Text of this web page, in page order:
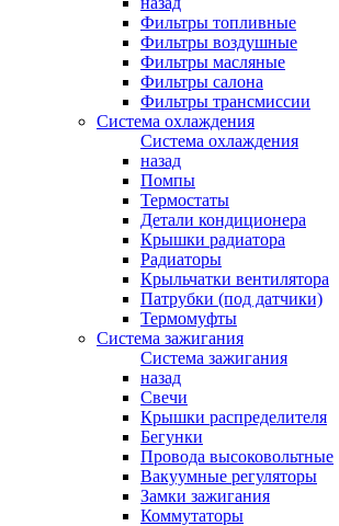
Фильтры топливные
Фильтры воздушные
Фильтры масляные
Фильтры салона
Фильтры трансмиссии
Система охлаждения
Система охлаждения
назад
Помпы
Термостаты
Детали кондиционера
Крышки радиатора
Радиаторы
Крыльчатки вентилятора
Патрубки (под датчики)
Термомуфты
Система зажигания
Система зажигания
назад
Свечи
Крышки распределителя
Бегунки
Провода высоковольтные
Вакуумные регуляторы
Замки зажигания
Коммутаторы